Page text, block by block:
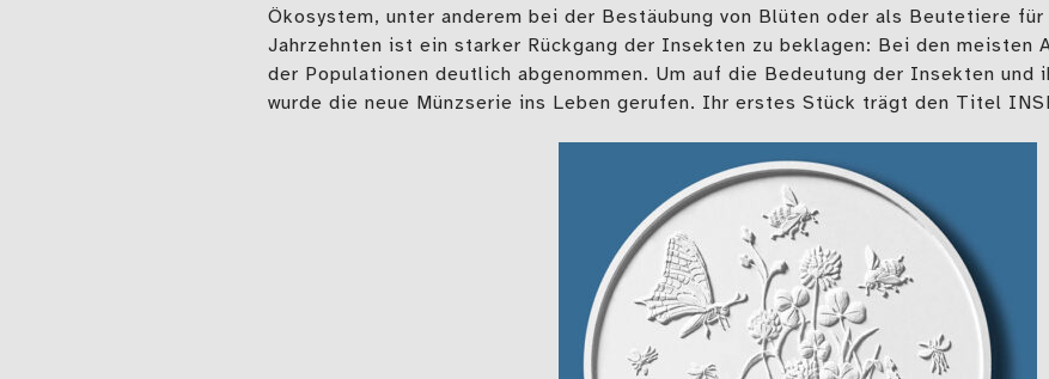
Ökosystem, unter anderem bei der Bestäubung von Blüten oder als Beutetiere
Jahrzehnten ist ein starker Rückgang der Insekten zu beklagen: Bei den meisten
der Populationen deutlich abgenommen. Um auf die Bedeutung der Insekten und
wurde die neue Münzserie ins Leben gerufen. Ihr erstes Stück trägt den Titel